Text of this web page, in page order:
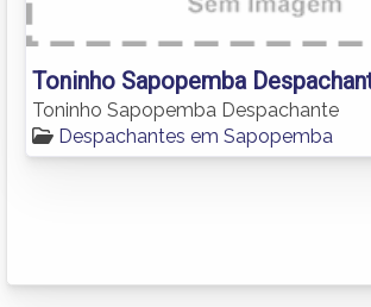
Toninho Sapopemba
Toninho Sapopemba Despachante
Despachantes em Sapopemba